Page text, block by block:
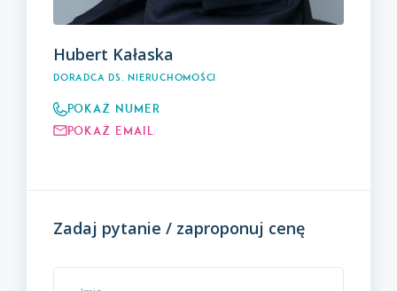
Hubert Kałaska
Doradca ds. nieruchomości
Pokaż numer
Pokaż email
Zadaj pytanie / zaproponuj cenę